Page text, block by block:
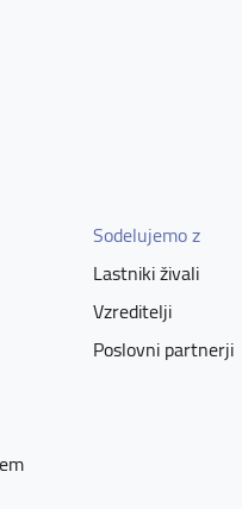
Sodelujemo z
Lastniki živali
Vzreditelji
Poslovni partnerji